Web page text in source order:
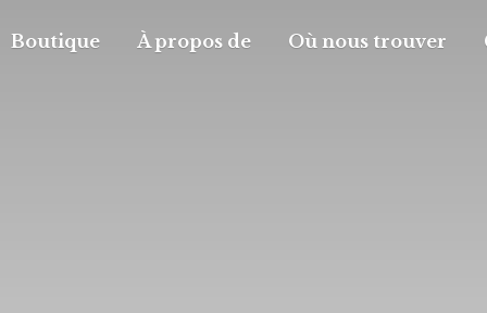
Boutique À propos de Où nous trouver